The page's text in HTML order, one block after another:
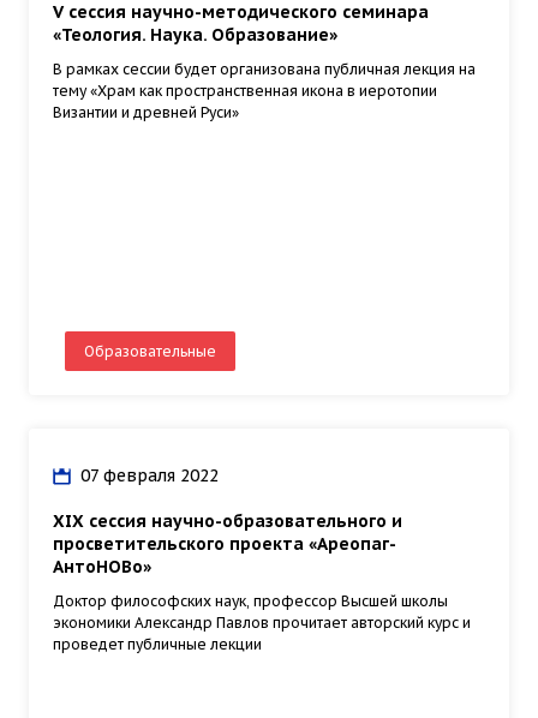
V сессия научно-методического семинара
«Теология. Наука. Образование»
В рамках сессии будет организована публичная лекция на
тему «Храм как пространственная икона в иеротопии
Византии и древней Руси»
Образовательные
07 февраля 2022
XIX сессия научно-образовательного и
просветительского проекта «Ареопаг-
АнтоНОВо»
Доктор философских наук, профессор Высшей школы
экономики Александр Павлов прочитает авторский курс и
проведет публичные лекции